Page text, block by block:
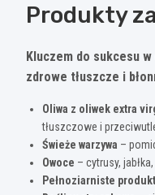
Produkty
Kluczem do sukcesu
zdrowe tłuszcze i
Oliwa z oliwek extra
tłuszczowe i
Świeże warzywa –
Owoce – cytrusy,
Pełnoziarniste